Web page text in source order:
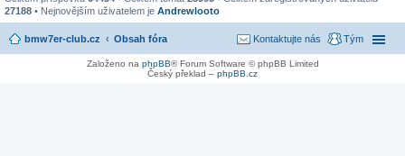
27188 • Nejnovějším uživatelem je Andrewlooto
bmw7er-club.cz Obsah fóra Tým
Kontaktujte nás
Založeno na phpBB® Forum Software © phpBB Limited
Český překlad – phpBB.cz